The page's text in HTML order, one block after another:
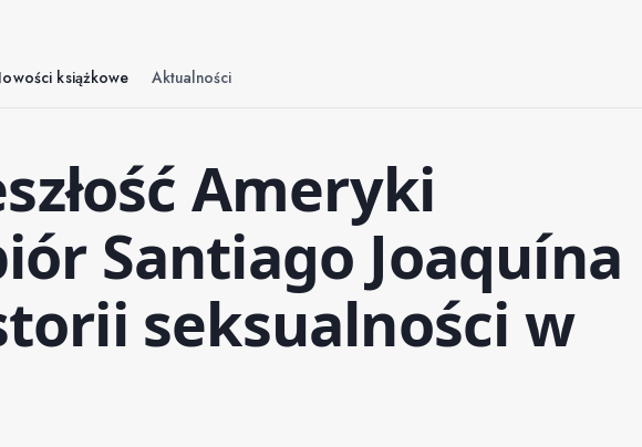
książkowe Aktualności
Ameryki
Santiago Joaquína
seksualności w